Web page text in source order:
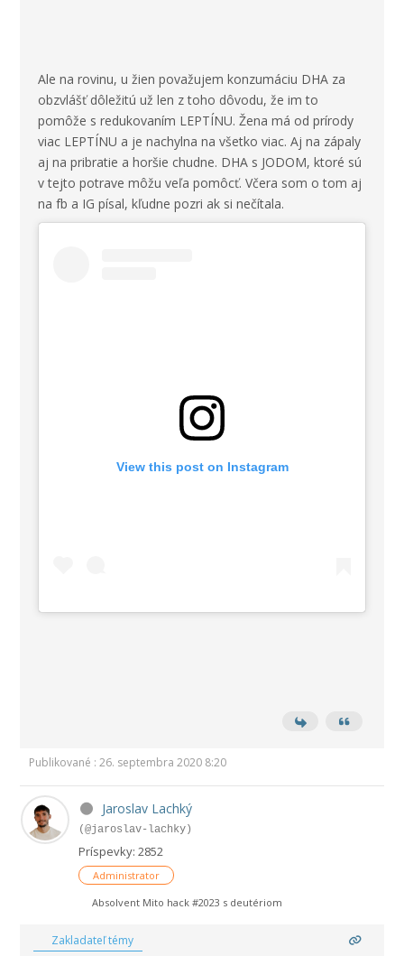
Ale na rovinu, u žien považujem konzumáciu DHA za
obzvlášť dôležitú už len z toho dôvodu, že im to
pomôže s redukovaním LEPTÍNU. Žena má od prírody
viac LEPTÍNU a je nachylna na všetko viac. Aj na zápaly
aj na pribratie a horšie chudne. DHA s JODOM, ktoré sú
v tejto potrave môžu veľa pomôcť. Včera som o tom aj
na fb a IG písal, kľudne pozri ak si nečítala.
View this post on Instagram
Publikované : 26. septembra 2020 8:20
Jaroslav Lachký
(@jaroslav-lachky)
Príspevky: 2852
Administrator
Absolvent Mito hack #2023 s deutériom
Zakladateľ témy